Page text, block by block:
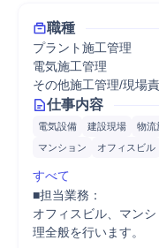
職種
プラント施工管理
電気施工管理
その他施工管理/現場
仕事内容
電気設備 建設現場 物流
マンション
オフィスビル
すべて
■担当業務：
オフィスビル、マン
理全般を行います。